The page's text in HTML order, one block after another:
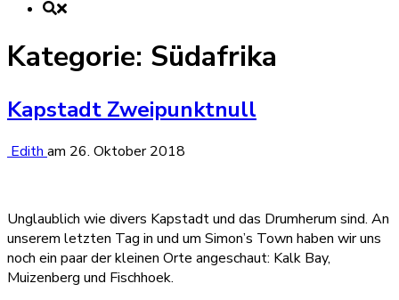
Kategorie: Südafrika
Kapstadt Zweipunktnull
Edith am 26. Oktober 2018
Unglaublich wie divers Kapstadt und das Drumherum sind. An
unserem letzten Tag in und um Simon’s Town haben wir uns
noch ein paar der kleinen Orte angeschaut: Kalk Bay,
Muizenberg und Fischhoek.